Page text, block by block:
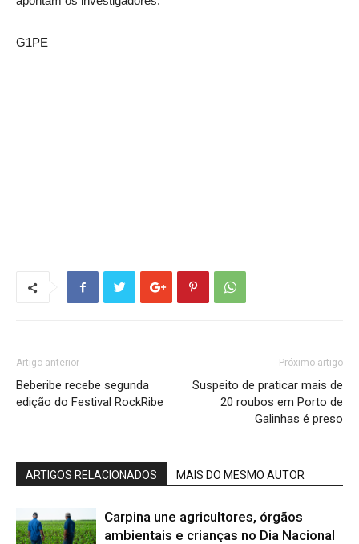
G1PE
Artigo anterior
Beberibe recebe segunda
edição do Festival RockRibe
Próximo artigo
Suspeito de praticar mais de
20 roubos em Porto de
Galinhas é preso
ARTIGOS RELACIONADOS MAIS DO MESMO AUTOR
Carpina une agricultores, órgãos
ambientais e crianças no Dia Nacional